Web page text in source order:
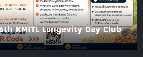
KMITL Longevity Day Club